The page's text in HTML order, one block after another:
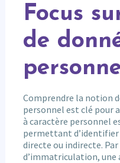
Focus
de
Comprendre la notion
personnel est clé pour
à caractère personnel
permettant d’identifier
directe ou indirecte.
d’immatriculation, une